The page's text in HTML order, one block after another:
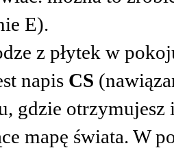
E).
z płytek w
napis CS
gdzie
mapę świata. W